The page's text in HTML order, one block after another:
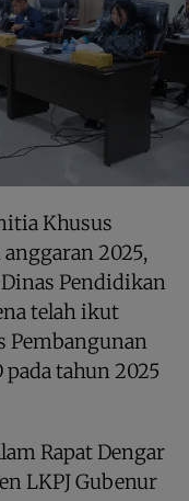
Khusus
2025,
Pendidikan
telah ikut
Pembangunan
tahun 2025
Rapat Dengar
LKPJ Gubenur